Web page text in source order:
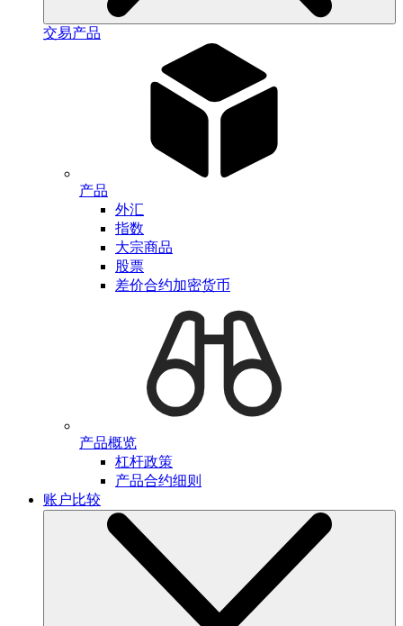
交易产品
产品
外汇
指数
大宗商品
股票
差价合约加密货币
产品概览
杠杆政策
产品合约细则
账户比较